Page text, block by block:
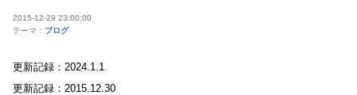
2015-12-29 23:00:00
テーマ： ブログ
更新記録：2024.1.1
更新記録：2015.12.30